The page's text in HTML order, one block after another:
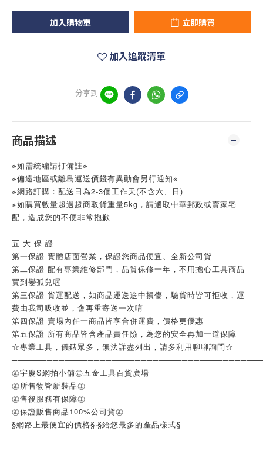
加入購物車 立即購買
加入追蹤清單
分享到
商品描述
※如需統編請打備註※
※偏遠地區或離島運送價錢有異動會另行通知※
※網路訂購：配送日為2-3個工作天(不含六、日)
※如購買數量超過超商取貨重量5kg，請選取中華郵政或賣家宅
配，造成您的不便非常抱歉
五 大 保 證
第一保證 實體店面營業，保證您商品便宜、全新公司貨
第二保證 配有專業維修部門，品質保修一年，不用擔心工具商品
買到變孤兒喔
第三保證 貨運配送，如商品運送途中損傷，驗貨時皆可拒收，運
費由我司吸收並，會再重寄送一次唷
第四保證 賣場內任一商品皆享合併運費，價格更優惠
第五保證 所有商品皆含產品責任險，為您的安全再加一道保障
☆專業工具，儀錶眾多，無法詳盡列出，請多利用聊聊詢問☆
㊣宇慶S網拍小舖㊣五金工具百貨廣場
㊣所售物皆新裝品㊣
㊣售後服務有保障㊣
㊣保證販售商品100%公司貨㊣
§網路上最便宜的價格§‧§給您最多的產品樣式§